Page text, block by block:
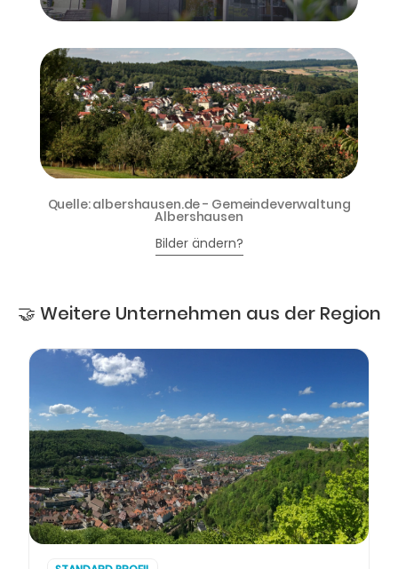
Quelle: albershausen.de - Gemeindeverwaltung
Albershausen
Bilder ändern?
🤝 Weitere Unternehmen aus der Region